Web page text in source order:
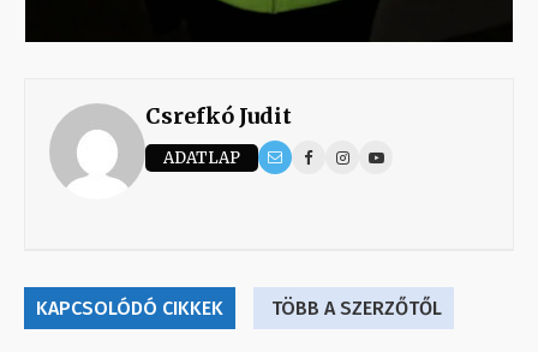
Csrefkó Judit
ADATLAP
KAPCSOLÓDÓ CIKKEK TÖBB A SZERZŐTŐL